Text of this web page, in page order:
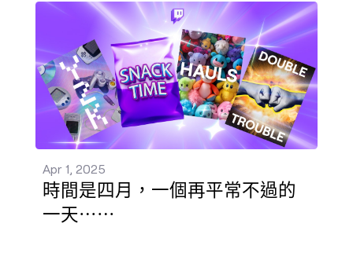
Apr 1, 2025
時間是四月，一個再平常不過的
一天⋯⋯
時間是四月，一個再平常不過的一天⋯⋯ 發佈 -